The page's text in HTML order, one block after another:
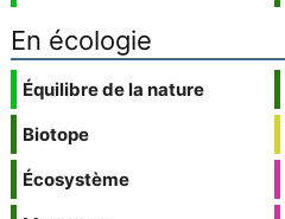
En écologie
Équilibre de la nature
Biotope
Écosystème